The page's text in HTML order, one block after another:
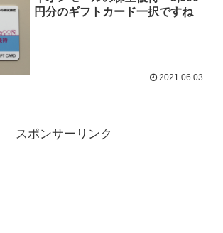
円分のギフトカード一択ですね
2021.06.03
スポンサーリンク